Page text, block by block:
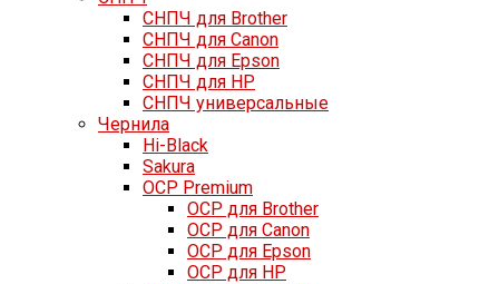
СНПЧ для Brother
СНПЧ для Canon
СНПЧ для Epson
СНПЧ для HP
СНПЧ универсальные
Чернила
Hi-Black
Sakura
OCP Premium
OCP для Brother
OCP для Canon
OCP для Epson
OCP для HP